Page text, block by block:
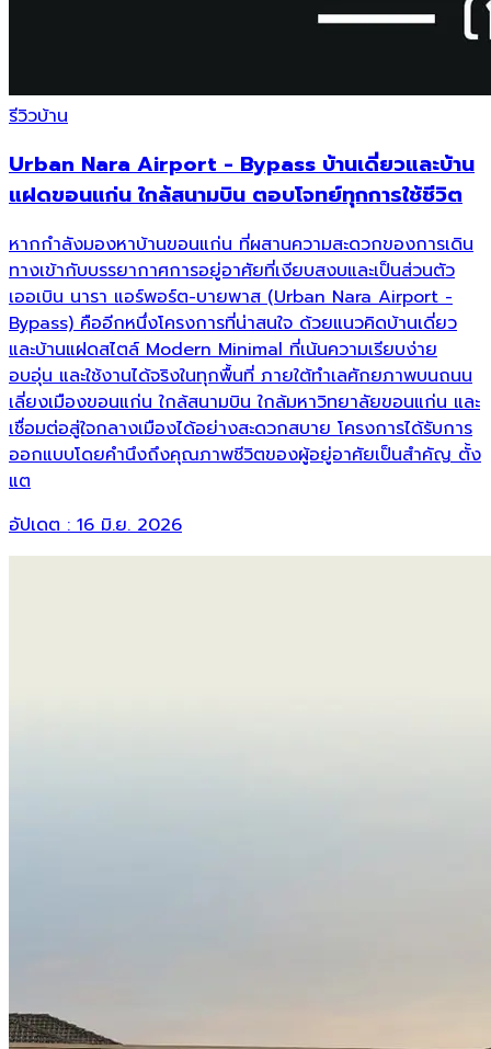
รีวิวบ้าน
Urban Nara Airport - Bypass บ้านเดี่ยวและบ้าน
แฝดขอนแก่น ใกล้สนามบิน ตอบโจทย์ทุกการใช้ชีวิต
หากกำลังมองหาบ้านขอนแก่น ที่ผสานความสะดวกของการเดิน
ทางเข้ากับบรรยากาศการอยู่อาศัยที่เงียบสงบและเป็นส่วนตัว
เออเบิน นารา แอร์พอร์ต-บายพาส (Urban Nara Airport -
Bypass) คืออีกหนึ่งโครงการที่น่าสนใจ ด้วยแนวคิดบ้านเดี่ยว
และบ้านแฝดสไตล์ Modern Minimal ที่เน้นความเรียบง่าย
อบอุ่น และใช้งานได้จริงในทุกพื้นที่ ภายใต้ทำเลศักยภาพบนถนน
เลี่ยงเมืองขอนแก่น ใกล้สนามบิน ใกล้มหาวิทยาลัยขอนแก่น และ
เชื่อมต่อสู่ใจกลางเมืองได้อย่างสะดวกสบาย โครงการได้รับการ
ออกแบบโดยคำนึงถึงคุณภาพชีวิตของผู้อยู่อาศัยเป็นสำคัญ ตั้ง
แต
อัปเดต :16 มิ.ย. 2026